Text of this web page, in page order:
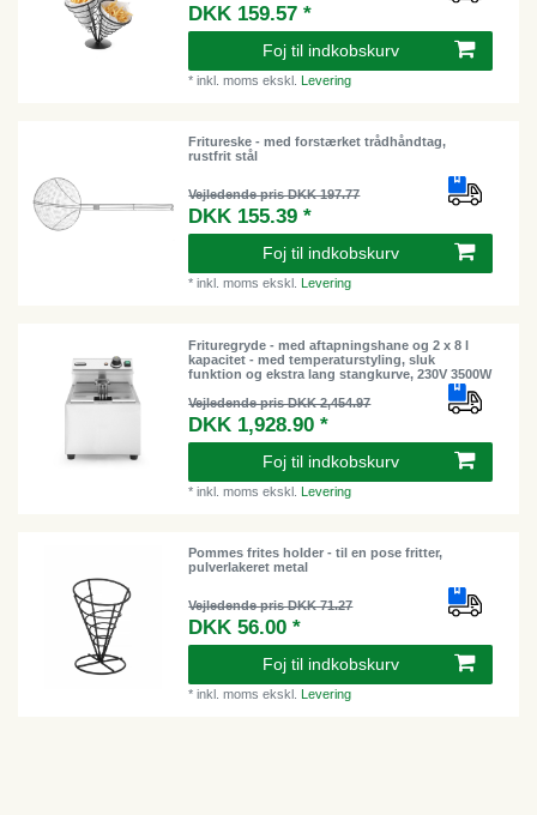
DKK 159.57 *
Foj til indkobskurv
*inkl. moms ekskl.Levering
Fritureske - med forstærket trådhåndtag,
rustfrit stål
Vejledende pris DKK 197.77
DKK 155.39 *
Foj til indkobskurv
*inkl. moms ekskl.Levering
Frituregryde - med aftapningshane og 2 x 8 l
kapacitet - med temperaturstyling, sluk
funktion og ekstra lang stangkurve, 230V 3500W
Vejledende pris DKK 2,454.97
DKK 1,928.90 *
Foj til indkobskurv
*inkl. moms ekskl.Levering
Pommes frites holder - til en pose fritter,
pulverlakeret metal
Vejledende pris DKK 71.27
DKK 56.00 *
Foj til indkobskurv
*inkl. moms ekskl.Levering